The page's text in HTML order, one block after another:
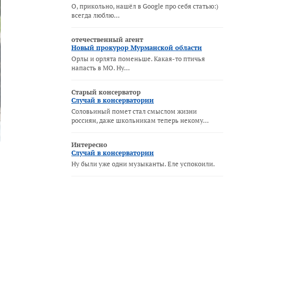
О, прикольно, нашёл в Google про себя статью:)
всегда люблю…
отечественный агент
Новый прокурор Мурманской области
Орлы и орлята поменьше. Какая-то птичья
напасть в МО. Ну…
Старый консерватор
Случай в консерватории
Соловьиный помет стал смыслом жизни
россиян, даже школьникам теперь некому…
Интересно
Случай в консерватории
Ну были уже одни музыканты. Еле успокоили.